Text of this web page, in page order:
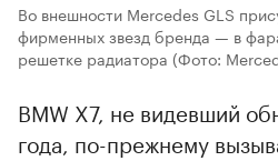
Во внешности Mercedes GLS
фирменных звезд бренда — в
решетке радиатора (Фото:
BMW X7, не видевший
года, по-прежнему